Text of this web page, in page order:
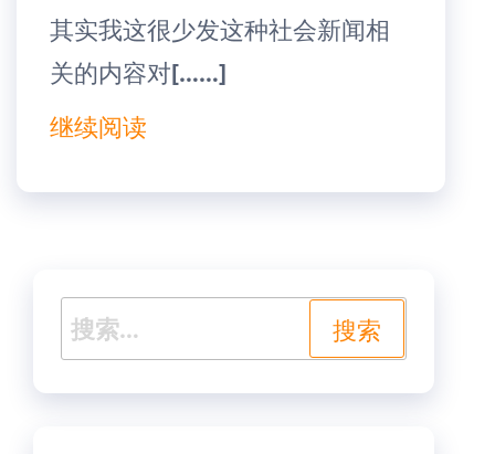
其实我这很少发这种社会新闻相
关的内容对[……]
继续阅读
搜
索：